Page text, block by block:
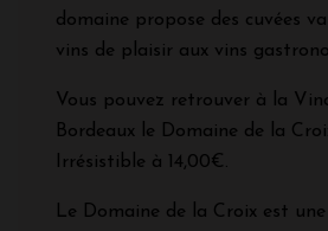
domaine propose des cuvées
vins de plaisir aux vins
Vous pouvez retrouver à la
Bordeaux le Domaine de la
Irrésistible à 14,00€.
Le Domaine de la Croix est